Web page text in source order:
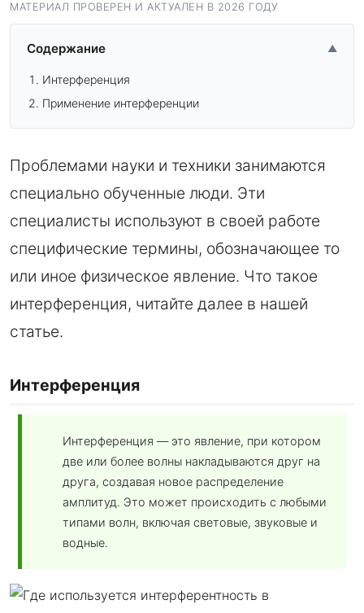
МАТЕРИАЛ ПРОВЕРЕН И АКТУАЛЕН В 2026 ГОДУ
Содержание ▲
Интерференция
Применение интерференции
Проблемами науки и техники занимаются
специально обученные люди. Эти
специалисты используют в своей работе
специфические термины, обозначающее то
или иное физическое явление. Что такое
интерференция, читайте далее в нашей
статье.
Интерференция
Интерференция — это явление, при котором
две или более волны накладываются друг на
друга, создавая новое распределение
амплитуд. Это может происходить с любыми
типами волн, включая световые, звуковые и
водные.